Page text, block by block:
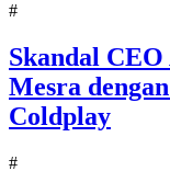
#
Skandal
Mesra
Coldplay
#